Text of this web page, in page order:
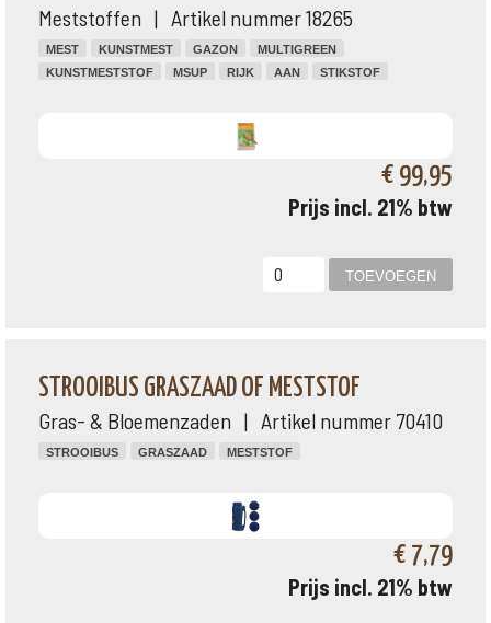
Meststoffen | Artikel nummer 18265
MEST KUNSTMEST GAZON
MULTIGREEN
KUNSTMESTSTOF
MSUP RIJK AAN STIKSTOF
€ 99,95
Prijs incl. 21% btw
STROOIBUS GRASZAAD OF MESTSTOF
Gras- & Bloemenzaden | Artikel nummer 70410
STROOIBUS GRASZAAD MESTSTOF
€ 7,79
Prijs incl. 21% btw